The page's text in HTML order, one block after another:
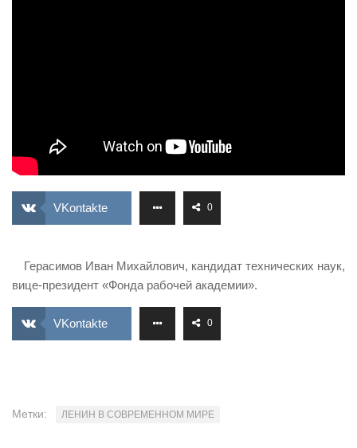
VKontakte 0
Герасимов Иван Михайлович, кандидат технических наук,
вице-президент «Фонда рабочей академии».
VKontakte 0
Метки: ЛЕНИН В СОВРЕМЕННОМ МИРЕ